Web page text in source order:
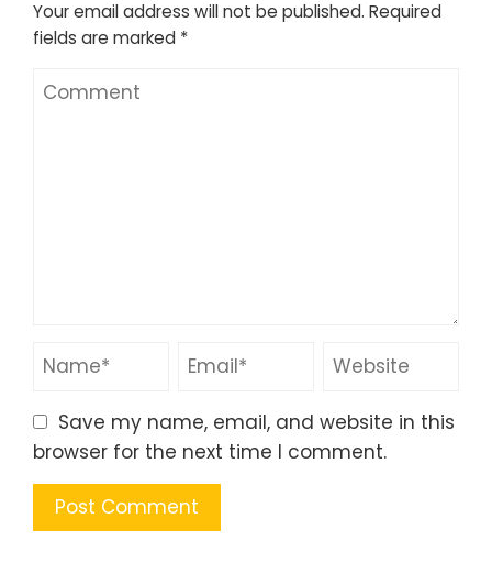
Your email address will not be published. Required
fields are marked *
Save my name, email, and website in this
browser for the next time I comment.